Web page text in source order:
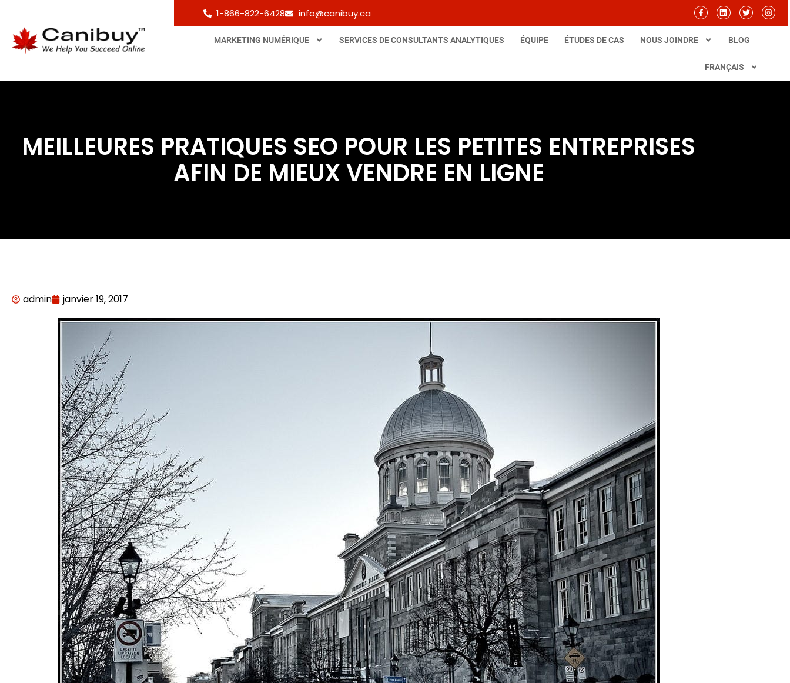
1-866-822-6428 info@canibuy.ca
MARKETING NUMÉRIQUE SERVICES DE CONSULTANTS ANALYTIQUES ÉQUIPE ÉTUDES DE CAS NOUS JOINDRE BLOG
FRANÇAIS
MEILLEURES PRATIQUES SEO POUR LES PETITES ENTREPRISES
AFIN DE MIEUX VENDRE EN LIGNE
admin janvier 19, 2017